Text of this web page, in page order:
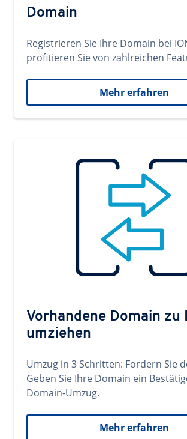
Domain
Registrieren Sie Ihre Domain bei
profitieren Sie von zahlreichen
Mehr erfahren
Vorhandene Domain zu
umziehen
Umzug in 3 Schritten: Fordern Sie
Geben Sie Ihre Domain ein
Domain-Umzug.
Mehr erfahren